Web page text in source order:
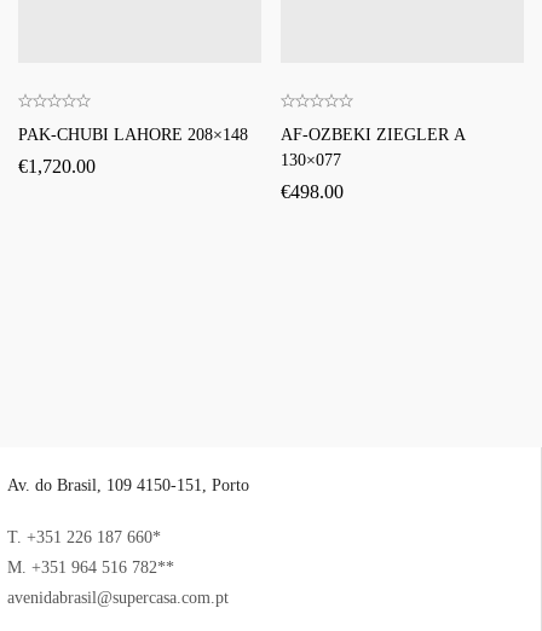
PAK-CHUBI LAHORE 208×148
€1,720.00
AF-OZBEKI ZIEGLER A
130×077
€498.00
Av. do Brasil, 109 4150-151, Porto
T. +351 226 187 660*
M. +351 964 516 782**
avenidabrasil@supercasa.com.pt